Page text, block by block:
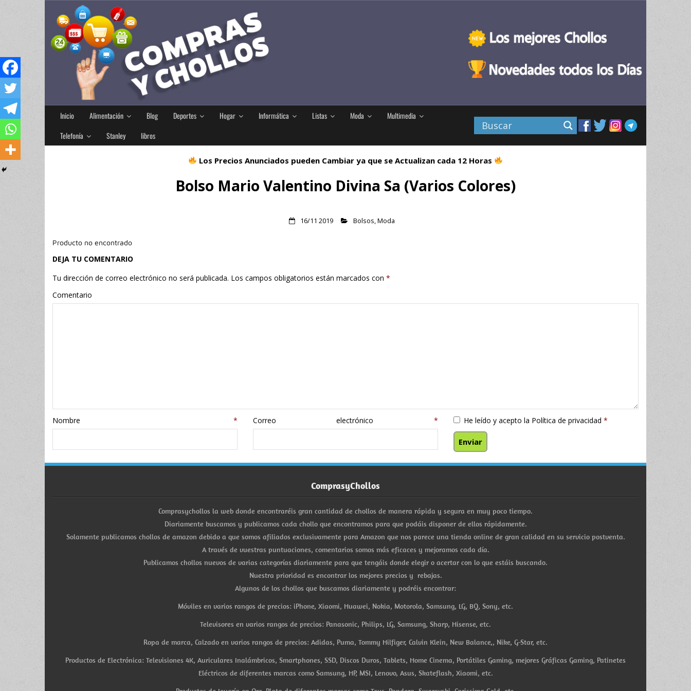
Inicio Alimentación Blog Deportes Hogar Informática Listas Moda
Multimedia
Telefonía
Stanley libros
Los Precios Anunciados pueden Cambiar ya que se Actualizan cada 12 Horas
Bolso Mario Valentino Divina Sa (Varios Colores)
16/11 2019 Bolsos,Moda
Producto no encontrado
DEJA TU COMENTARIO
Tu dirección de correo electrónico no será publicada. Los campos obligatorios están marcados con *
Comentario
Nombre* Correo electrónico* He leído y acepto la Política de privacidad *
ComprasyChollos
Comprasychollos la web donde encontraréis gran cantidad de chollos de manera rápida y segura en muy poco tiempo.
Diariamente buscamos y publicamos cada chollo que encontramos para que podáis disponer de ellos rápidamente.
Solamente publicamos chollos de amazon debido a que somos afiliados exclusivamente para Amazon que nos parece una tienda online de gran calidad en su servicio postventa.
A través de vuestras puntuaciones, comentarios somos más eficaces y mejoramos cada día.
Publicamos chollos nuevos de varias categorías diariamente para que tengáis donde elegir o acertar con lo que estáis buscando.
Nuestra prioridad es encontrar los mejores precios y rebajas.
Algunos de los chollos que buscamos diariamente y podréis encontrar:
Móviles en varios rangos de precios: iPhone, Xiaomi, Huawei, Nokia, Motorola, Samsung, LG, BQ, Sony, etc.
Televisores en varios rangos de precios: Panasonic, Philips, LG, Samsung, Sharp, Hisense, etc.
Ropa de marca, Calzado en varios rangos de precios: Adidas, Puma, Tommy Hilfiger, Calvin Klein, New Balance,, Nike, G-Star, etc.
Productos de Electrónica: Televisiones 4K, Auriculares Inalámbricos, Smartphones, SSD, Discos Duros, Tablets, Home Cinema, Portátiles Gaming, mejores Gráficas Gaming, Patinetes
Eléctricos de diferentes marcas como Samsung, HP, MSI, Lenovo, Asus, Skateflash, Xiaomi, etc.